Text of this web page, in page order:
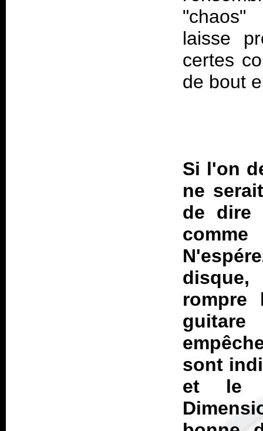
"chaos"
laisse
certes
Si l'on
ne
de dire
disque,
sont
et le